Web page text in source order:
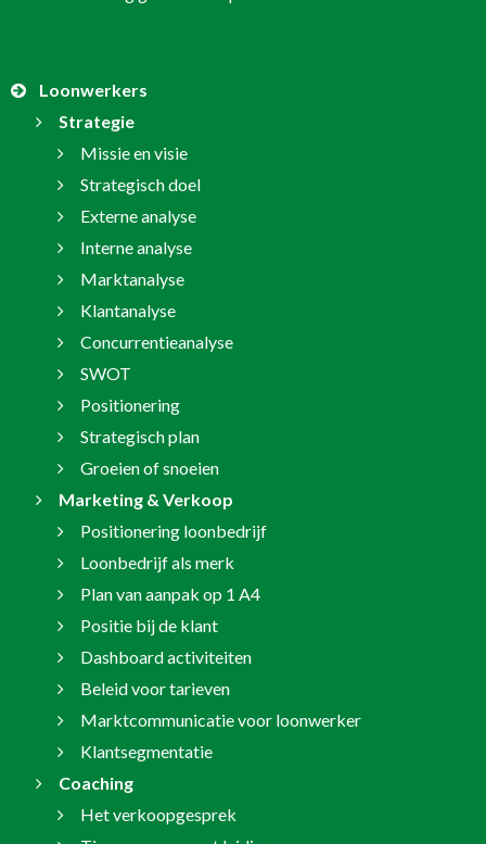
Loonwerkers
Strategie
Missie en visie
Strategisch doel
Externe analyse
Interne analyse
Marktanalyse
Klantanalyse
Concurrentieanalyse
SWOT
Positionering
Strategisch plan
Groeien of snoeien
Marketing & Verkoop
Positionering loonbedrijf
Loonbedrijf als merk
Plan van aanpak op 1 A4
Positie bij de klant
Dashboard activiteiten
Beleid voor tarieven
Marktcommunicatie voor loonwerker
Klantsegmentatie
Coaching
Het verkoopgesprek